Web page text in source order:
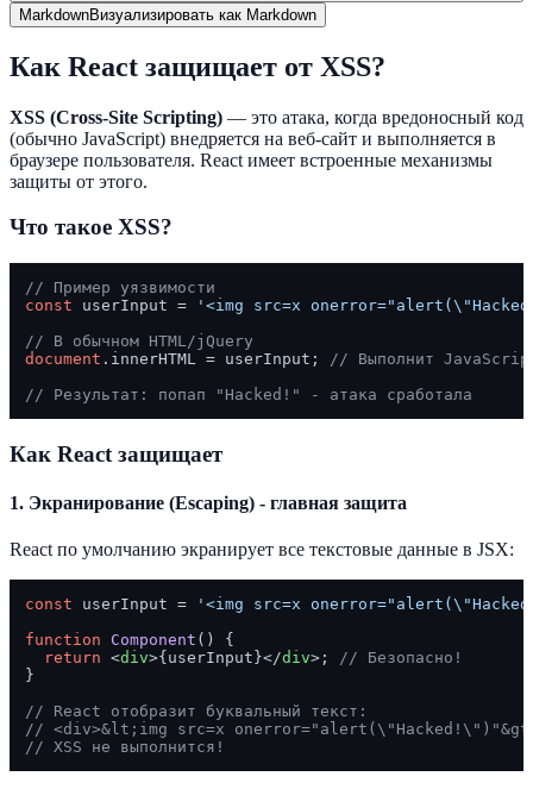
MarkdownВизуализировать как Markdown
Как React защищает от XSS?
XSS (Cross-Site Scripting) — это атака, когда вредоносный код
(обычно JavaScript) внедряется на веб-сайт и выполняется в
браузере пользователя. React имеет встроенные механизмы
защиты от этого.
Что такое XSS?
// Пример уязвимости
const userInput =
'<img src=x
// В обычном HTML/jQuery
document . innerHTML = userInput;
// Выполнит
// Результат: попап "Hacked!" - атака сработала
Как React защищает
1. Экранирование (Escaping) - главная защита
React по умолчанию экранирует все текстовые данные в JSX:
const userInput =
'<img src=x
function
Component ( ) {
return <div>{userInput}</div> ; // Безопасно!
}
// React отобразит буквальный текст:
// <div>&lt;img src=x
// XSS не выполнится!